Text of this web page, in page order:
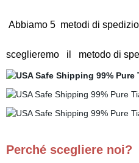
Abbiamo 5 metodi di
sceglieremo il metodo di
Perché scegliere noi?